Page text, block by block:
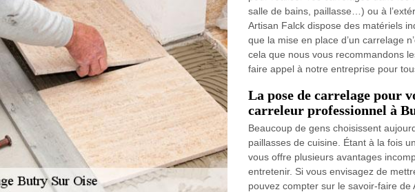
salle de bains, paillasse…) ou à
Artisan Falck dispose des matériels
que la mise en place d’un carrelage
cela que nous vous recommandons
faire appel à notre entreprise pour
La pose de carrelage pour
carreleur professionnel à
Beaucoup de gens choisissent
paillasses de cuisine. Étant à la fois
vous offre plusieurs avantages
entretenir. Si vous envisagez de
pouvez compter sur le savoir-faire